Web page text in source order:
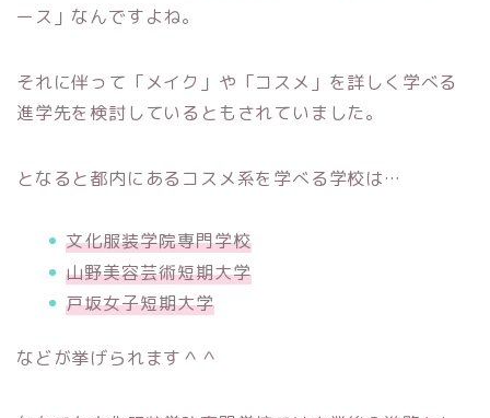
ース」なんですよね。
それに伴って「メイク」や「コスメ」を詳しく学べる
進学先を検討しているともされていました。
となると都内にあるコスメ系を学べる学校は…
文化服装学院専門学校
山野美容芸術短期大学
戸坂女子短期大学
などが挙げられます＾＾